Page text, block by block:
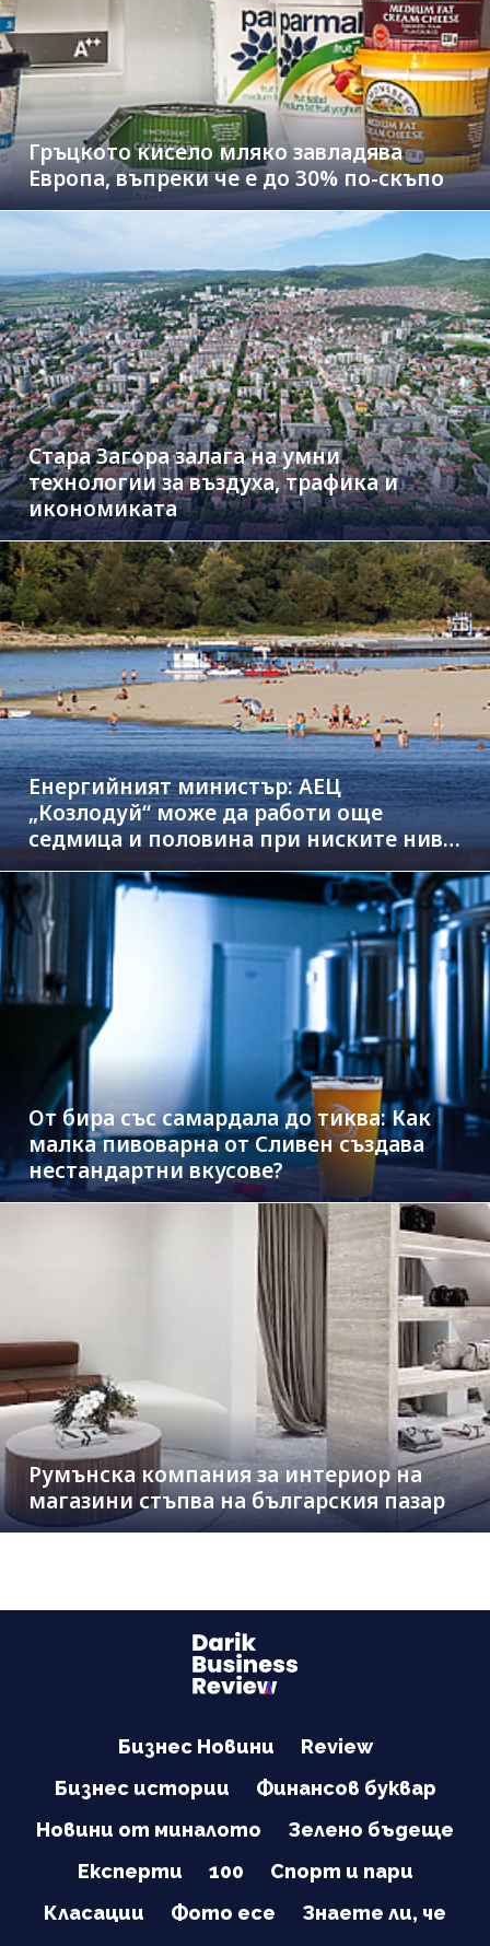
Гръцкото кисело мляко завладява
Европа, въпреки че е до 30% по-скъпо
Стара Загора залага на умни
технологии за въздуха, трафика и
икономиката
Енергийният министър: АЕЦ
„Козлодуй“ може да работи още
седмица и половина при ниските нива
на Дунав
От бира със самардала до тиква: Как
малка пивоварна от Сливен създава
нестандартни вкусове?
Румънска компания за интериор на
магазини стъпва на българския пазар
Бизнес Новини
Review
Бизнес истории
Финансов буквар
Новини от миналото
Зелено бъдеще
Експерти
100
Спорт и пари
Класации
Фото есе
Знаете ли, че